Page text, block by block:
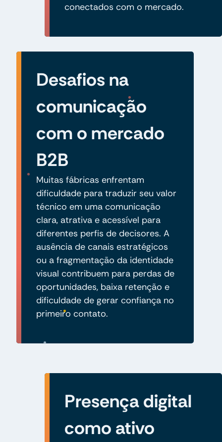
conectados com o mercado.
Desafios na
comunicação
com o mercado
B2B
Muitas fábricas enfrentam
dificuldade para traduzir seu valor
técnico em uma comunicação
clara, atrativa e acessível para
diferentes perfis de decisores. A
ausência de canais estratégicos
ou a fragmentação da identidade
visual contribuem para perdas de
oportunidades, baixa retenção e
dificuldade de gerar confiança no
primeiro contato.
Presença digital
como ativo